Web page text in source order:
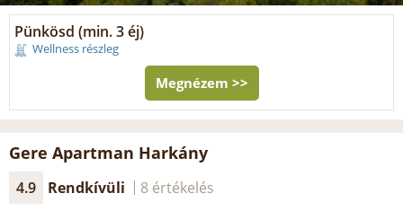
Pünkösd (min. 3 éj)
Wellness részleg
Megnézem >>
Gere Apartman Harkány
4.9 Rendkívüli 8 értékelés